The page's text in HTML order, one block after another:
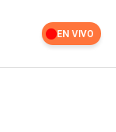
EN VIVO